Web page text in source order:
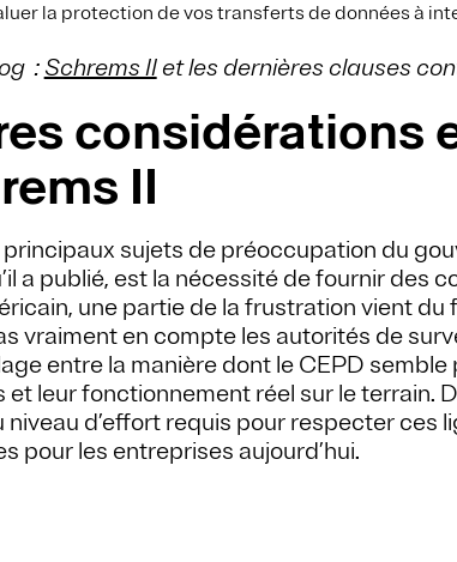
la protection de vos transferts de données à
: Schrems IIet les dernières clauses
considérations
II
principaux sujets de préoccupation du
a publié, est la nécessité de fournir des
une partie de la frustration vient du
vraiment en compte les autorités de
entre la manière dont le CEPD
et leur fonctionnement réel sur le terrain.
niveau d’effort requis pour respecter ces
pour les entreprises aujourd’hui.